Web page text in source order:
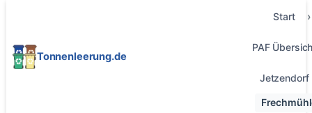
Tonnenleerung.de
Start
PAF
Jetzendorf